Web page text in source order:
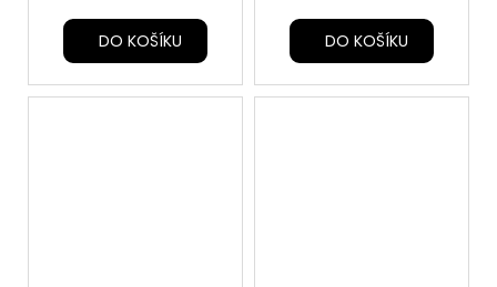
DO KOŠÍKU DO KOŠÍKU